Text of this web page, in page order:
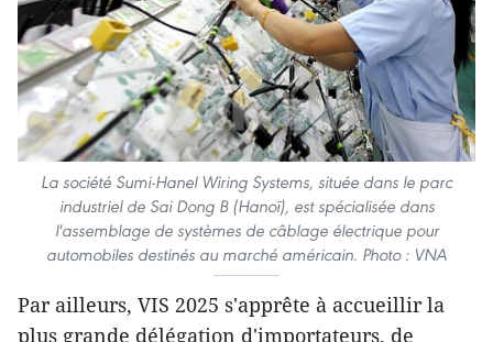
La société Sumi-Hanel Wiring Systems, située dans le parc
industriel de Sai Dong B (Hanoï), est spécialisée dans
l'assemblage de systèmes de câblage électrique pour
automobiles destinés au marché américain. Photo : VNA
Par ailleurs, VIS 2025 s'apprête à accueillir la
plus grande délégation d'importateurs, de